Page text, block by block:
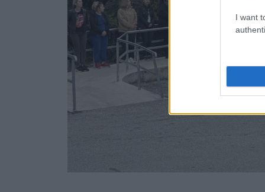
I want